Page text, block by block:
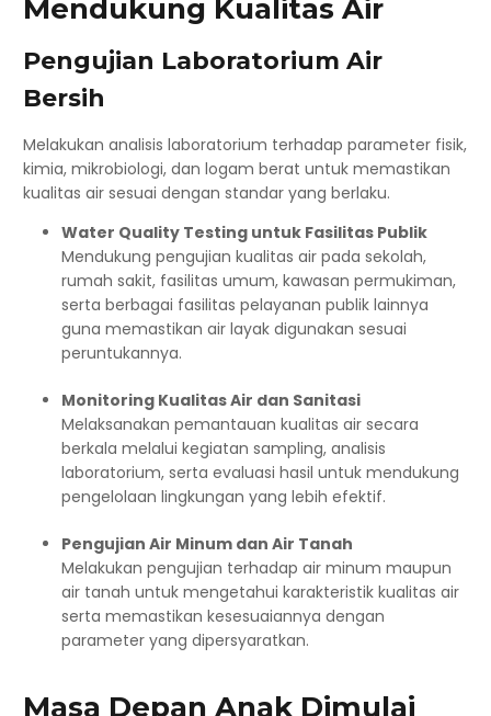
Mendukung Kualitas Air
Pengujian Laboratorium Air
Bersih
Melakukan analisis laboratorium terhadap parameter fisik,
kimia, mikrobiologi, dan logam berat untuk memastikan
kualitas air sesuai dengan standar yang berlaku.
Water Quality Testing untuk Fasilitas Publik
Mendukung pengujian kualitas air pada sekolah,
rumah sakit, fasilitas umum, kawasan permukiman,
serta berbagai fasilitas pelayanan publik lainnya
guna memastikan air layak digunakan sesuai
peruntukannya.
Monitoring Kualitas Air dan Sanitasi
Melaksanakan pemantauan kualitas air secara
berkala melalui kegiatan sampling, analisis
laboratorium, serta evaluasi hasil untuk mendukung
pengelolaan lingkungan yang lebih efektif.
Pengujian Air Minum dan Air Tanah
Melakukan pengujian terhadap air minum maupun
air tanah untuk mengetahui karakteristik kualitas air
serta memastikan kesesuaiannya dengan
parameter yang dipersyaratkan.
Masa Depan Anak Dimulai